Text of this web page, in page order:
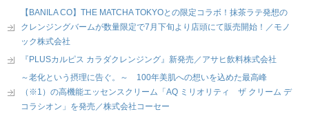
【BANILA CO】THE MATCHA TOKYOとの限定コラボ！抹茶ラテ発想の
クレンジングバームが数量限定で7月下旬より店頭にて販売開始！／モノ
ック株式会社
『PLUSカルピス カラダクレンジング』新発売／アサヒ飲料株式会社
～老化という摂理に告ぐ。～ 100年美肌への想いを込めた最高峰
（※1）の高機能エッセンスクリーム「AQ ミリオリティ ザ クリーム デ
コラシオン」を発売／株式会社コーセー